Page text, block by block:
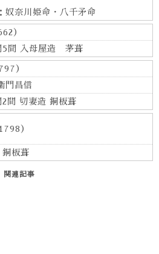
奴奈川姫命・八千矛命
）
5間 入母屋造 茅葺
）
門昌信
間 切妻造 銅板葺
）
板葺
関連記事